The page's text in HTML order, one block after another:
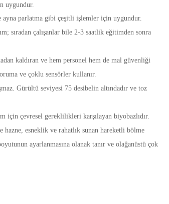
uygundur.
ayna parlatma gibi çeşitli işlemler için uygundur.
sıradan çalışanlar bile 2-3 saatlik eğitimden sonra
kaldıran ve hem personel hem de mal güvenliği
ve çoklu sensörler kullanır.
Gürültü seviyesi 75 desibelin altındadır ve toz
için çevresel gereklilikleri karşılayan biyobazlıdır.
hazne, esneklik ve rahatlık sunan hareketli bölme
ayarlanmasına olanak tanır ve olağanüstü çok